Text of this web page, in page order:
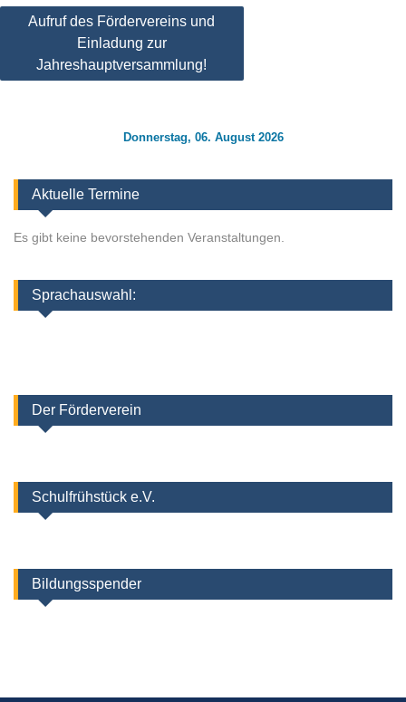
Aufruf des Fördervereins und
Einladung zur
Jahreshauptversammlung!
Donnerstag, 06. August 2026
Aktuelle Termine
Es gibt keine bevorstehenden Veranstaltungen.
Sprachauswahl:
Der Förderverein
Schulfrühstück e.V.
Bildungsspender